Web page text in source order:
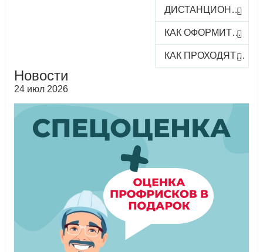
ДИСТАНЦИОННОЕ ОБУЧЕНИЕ
КАК ОФОРМИТЬ ЗАКАЗ КУРСА
КАК ПРОХОДЯТ ОНЛАЙН-КУРСЫ
Новости
24 июл 2026